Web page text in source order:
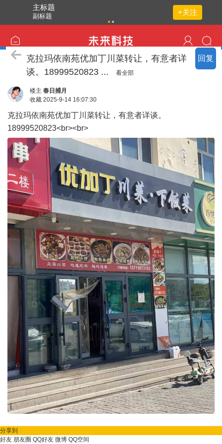
回复
生意转让
克拉玛依南苑优加丁川菜转让，有意者详
谈。18999520823 ...
看全部
楼主 春日捕月
收藏 2025-9-14 16:07:30
克拉玛依南苑优加丁川菜转让，有意者详谈。
18999520823<br><br>
分享到
好友 朋友圈 QQ好友 微博 QQ空间
新加载
主标题
副标题 +关注